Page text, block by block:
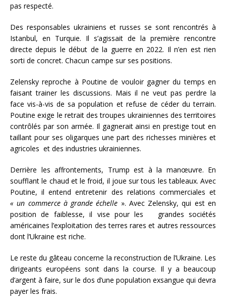
pas respecté.
Des responsables ukrainiens et russes se sont rencontrés à
Istanbul, en Turquie. Il s’agissait de la première rencontre
directe depuis le début de la guerre en 2022. Il n’en est rien
sorti de concret. Chacun campe sur ses positions.
Zelensky reproche à Poutine de vouloir gagner du temps en
faisant trainer les discussions. Mais il ne veut pas perdre la
face vis-à-vis de sa population et refuse de céder du terrain.
Poutine exige le retrait des troupes ukrainiennes des territoires
contrôlés par son armée. Il gagnerait ainsi en prestige tout en
taillant pour ses oligarques une part des richesses minières et
agricoles et des industries ukrainiennes.
Derrière les affrontements, Trump est à la manœuvre. En
soufflant le chaud et le froid, il joue sur tous les tableaux. Avec
Poutine, il entend entretenir des relations commerciales et
« un commerce à grande échelle ». Avec Zelensky, qui est en
position de faiblesse, il vise pour les grandes sociétés
américaines l’exploitation des terres rares et autres ressources
dont l’Ukraine est riche.
Le reste du gâteau concerne la reconstruction de l’Ukraine. Les
dirigeants européens sont dans la course. Il y a beaucoup
d’argent à faire, sur le dos d’une population exsangue qui devra
payer les frais.